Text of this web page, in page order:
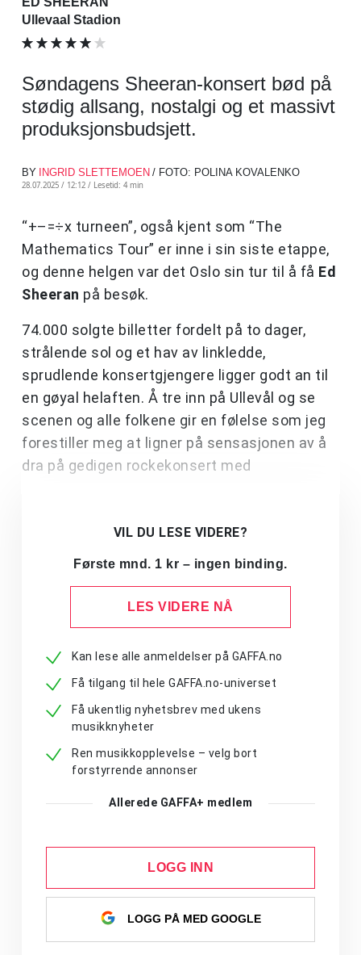
Ullevaal Stadion
Søndagens Sheeran-konsert bød på
stødig allsang, nostalgi og et massivt
produksjonsbudsjett.
BY INGRID SLETTEMOEN / FOTO: POLINA KOVALENKO
28.07.2025 / 12:12 / Lesetid: 4 min
“+–=÷x turneen”, også kjent som “The
Mathematics Tour” er inne i sin siste etappe,
og denne helgen var det Oslo sin tur til å få Ed
Sheeran på besøk.
74.000 solgte billetter fordelt på to dager,
strålende sol og et hav av linkledde,
sprudlende konsertgjengere ligger godt an til
en gøyal helaften. Å tre inn på Ullevål og se
scenen og alle folkene gir en følelse som jeg
forestiller meg at ligner på sensasjonen av å
dra på gedigen rockekonsert med
VIL DU LESE VIDERE?
Første mnd. 1 kr – ingen binding.
LES VIDERE NÅ
Kan lese alle anmeldelser på GAFFA.no
Få tilgang til hele GAFFA.no-universet
Få ukentlig nyhetsbrev med ukens
musikknyheter
Ren musikkopplevelse – velg bort
forstyrrende annonser
Allerede GAFFA+ medlem
LOGG INN
LOGG PÅ MED GOOGLE